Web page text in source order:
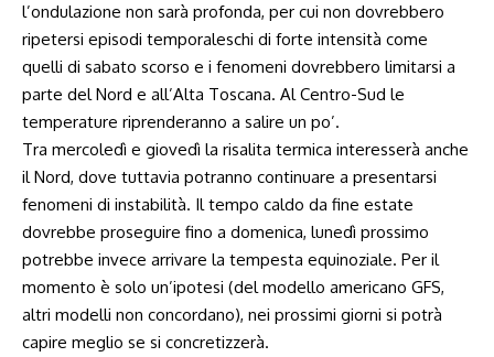
l’ondulazione non sarà profonda, per cui non dovrebbero
ripetersi episodi temporaleschi di forte intensità come
quelli di sabato scorso e i fenomeni dovrebbero limitarsi a
parte del Nord e all’Alta Toscana. Al Centro-Sud le
temperature riprenderanno a salire un po’.
Tra mercoledì e giovedì la risalita termica interesserà anche
il Nord, dove tuttavia potranno continuare a presentarsi
fenomeni di instabilità. Il tempo caldo da fine estate
dovrebbe proseguire fino a domenica, lunedì prossimo
potrebbe invece arrivare la tempesta equinoziale. Per il
momento è solo un’ipotesi (del modello americano GFS,
altri modelli non concordano), nei prossimi giorni si potrà
capire meglio se si concretizzerà.